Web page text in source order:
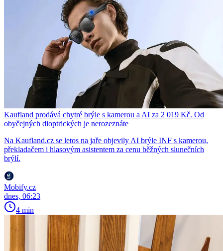
Kaufland prodává chytré brýle s kamerou a AI za 2 019 Kč. Od
obyčejných dioptrických je nerozeznáte
Na Kaufland.cz se letos na jaře objevily AI brýle INF s kamerou,
překladačem i hlasovým asistentem za cenu běžných slunečních
brýlí.
Mobify.cz
dnes, 06:23
4 min